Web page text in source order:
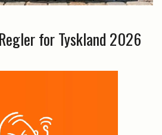
for Tyskland 2026